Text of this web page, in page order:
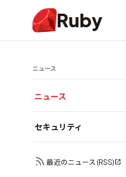
Ruby
ニュース
ニュース
セキュリティ
最近のニュース (RSS)